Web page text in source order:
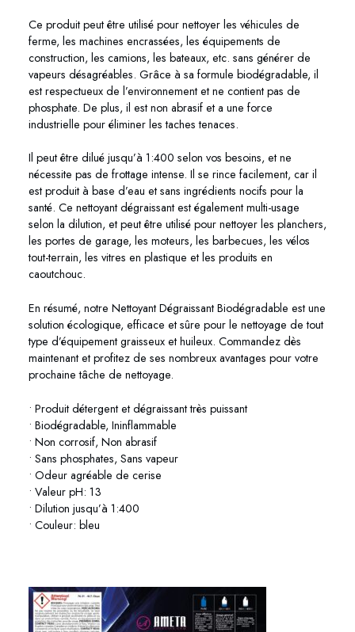
Ce produit peut être utilisé pour nettoyer les véhicules de
ferme, les machines encrassées, les équipements de
construction, les camions, les bateaux, etc. sans générer de
vapeurs désagréables. Grâce à sa formule biodégradable, il
est respectueux de l’environnement et ne contient pas de
phosphate. De plus, il est non abrasif et a une force
industrielle pour éliminer les taches tenaces.
Il peut être dilué jusqu’à 1:400 selon vos besoins, et ne
nécessite pas de frottage intense. Il se rince facilement, car il
est produit à base d’eau et sans ingrédients nocifs pour la
santé. Ce nettoyant dégraissant est également multi-usage
selon la dilution, et peut être utilisé pour nettoyer les planchers,
les portes de garage, les moteurs, les barbecues, les vélos
tout-terrain, les vitres en plastique et les produits en
caoutchouc.
En résumé, notre Nettoyant Dégraissant Biodégradable est une
solution écologique, efficace et sûre pour le nettoyage de tout
type d’équipement graisseux et huileux. Commandez dès
maintenant et profitez de ses nombreux avantages pour votre
prochaine tâche de nettoyage.
• Produit détergent et dégraissant très puissant
• Biodégradable, Ininflammable
• Non corrosif, Non abrasif
• Sans phosphates, Sans vapeur
• Odeur agréable de cerise
• Valeur pH: 13
• Dilution jusqu’à 1:400
• Couleur: bleu